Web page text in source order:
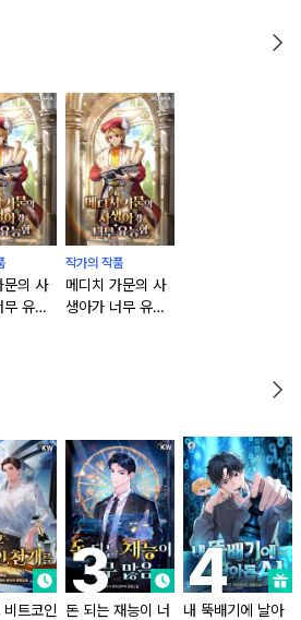
문의 사
무 유능
작가의 작품
메디치 가문의 사
생아가 너무 유능
비트코인
돈 되는 재능이 너
내 뚝배기에 날아